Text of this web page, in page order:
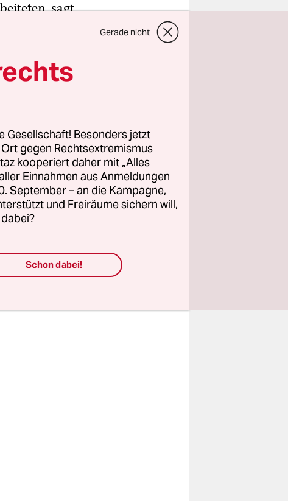
sagt
„Als
aber
der AWO,
und
gleiche
Gerade nicht
Besonders jetzt
gegen Rechtsextremismus
kooperiert daher mit „Alles
Einnahmen aus Anmeldungen
September – an die Kampagne,
und Freiräume sichern will,
Schon dabei!